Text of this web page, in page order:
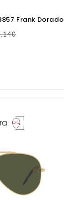
Frank Dorado